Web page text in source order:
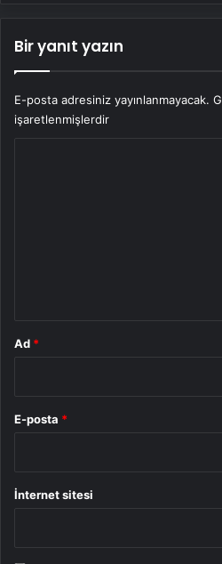
Bir yanıt yazın
E-posta adresiniz yayınlanmayacak.
işaretlenmişlerdir
Ad *
E-posta *
İnternet sitesi